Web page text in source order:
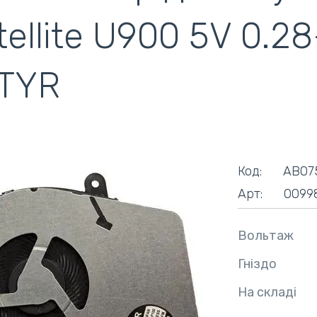
U900 5V
Код:
Арт:
Вольтаж
Гніздо
На складі